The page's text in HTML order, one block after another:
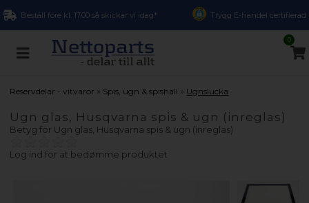
Beställ före kl. 17.00 så skickar vi idag* Trygg E-handel certifierad
0
Reservdelar - vitvaror » Spis, ugn & spishäll » Ugnslucka
Ugn glas, Husqvarna spis & ugn (inreglas)
Betyg för Ugn glas, Husqvarna spis & ugn (inreglas)
Log ind for at bedømme produktet